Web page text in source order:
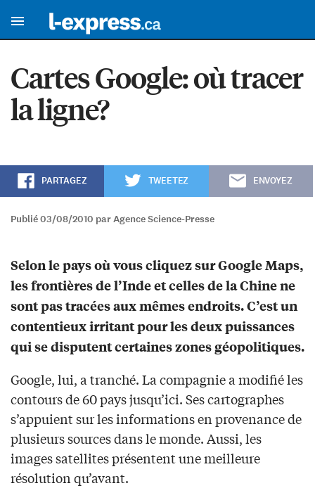
Cartes Google: où tracer
la ligne?
PARTAGEZ TWEETEZ ENVOYEZ
Publié 03/08/2010 par Agence Science-Presse
Selon le pays où vous cliquez sur Google Maps,
les frontières de l’Inde et celles de la Chine ne
sont pas tracées aux mêmes endroits. C’est un
contentieux irritant pour les deux puissances
qui se disputent certaines zones géopolitiques.
Google, lui, a tranché. La compagnie a modifié les
contours de 60 pays jusqu’ici. Ses cartographes
s’appuient sur les informations en provenance de
plusieurs sources dans le monde. Aussi, les
images satellites présentent une meilleure
résolution qu’avant.